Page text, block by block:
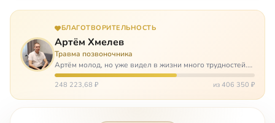
БЛАГОТВОРИТЕЛЬНОСТЬ
Артём Хмелев
Травма позвоночника
Артём молод, но уже видел в жизни много трудностей.
Он сирота, привык заботится о себе сам, но, когда
случилось несчастье, и он был парализован – остался на
248 223,68 ₽ из 406 350 ₽